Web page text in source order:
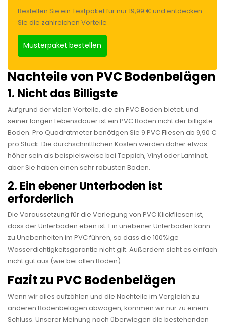
Bestellen Sie ein Testpaket für nur 19,99 € und entdecken
Sie die zahlreichen Vorteile
Musterpaket bestellen
Nachteile von PVC Bodenbelägen
1. Nicht das Billigste
Aufgrund der vielen Vorteile, die ein PVC Boden bietet, und
seiner langen Lebensdauer ist ein PVC Boden nicht der billigste
Boden. Pro Quadratmeter benötigen Sie 9 PVC Fliesen ab 9,90 €
pro Stück. Die durchschnittlichen Kosten werden daher etwas
höher sein als beispielsweise bei Teppich, Vinyl oder Laminat,
aber Sie haben einen sehr robusten Boden.
2. Ein ebener Unterboden ist
erforderlich
Die Voraussetzung für die Verlegung von PVC Klickfliesen ist,
dass der Unterboden eben ist. Ein unebener Unterboden kann
zu Unebenheiten im PVC führen, so dass die 100%ige
Wasserdichtigkeitsgarantie nicht gilt. Außerdem sieht es einfach
nicht gut aus (wie bei allen Böden).
Fazit zu PVC Bodenbelägen
Wenn wir alles aufzählen und die Nachteile im Vergleich zu
anderen Bodenbelägen abwägen, kommen wir nur zu einem
Schluss. Unserer Meinung nach überwiegen die bestehenden